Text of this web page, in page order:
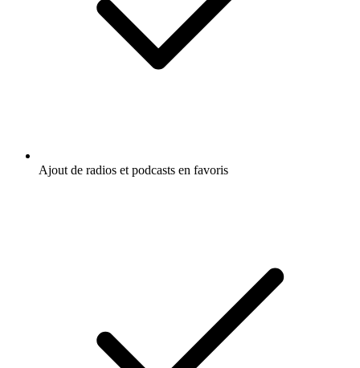
Ajout de radios et podcasts en favoris